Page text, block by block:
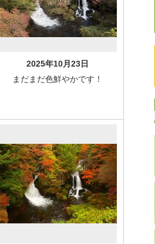
2025年10月23日
まだまだ色鮮やかです！